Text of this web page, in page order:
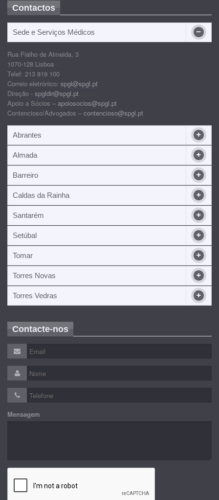
Contactos
Sede e Serviços Médicos
Rua Fialho de Almeida, 3
1070-128 Lisboa
Telef: 213 819 100
Correio eletrónico: spgl@spgl.pt
Direção - spgldir@spgl.pt
Apoio a Sócios – apoiosocios@spgl.pt
Contencioso/Advogados – contencioso@spgl.pt
Abrantes
Almada
Barreiro
Caldas da Rainha
Santarém
Setúbal
Tomar
Torres Novas
Torres Vedras
Contacte-nos
Mensagem